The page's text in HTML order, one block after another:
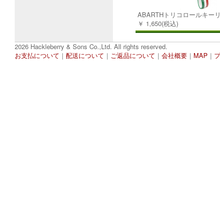
ABARTHトリコロールキー
￥ 1,650(税込)
2026 Hackleberry & Sons Co.,Ltd. All rights reserved.
お支払について ｜ 配送について ｜ ご返品について ｜ 会社概要 ｜ MAP ｜